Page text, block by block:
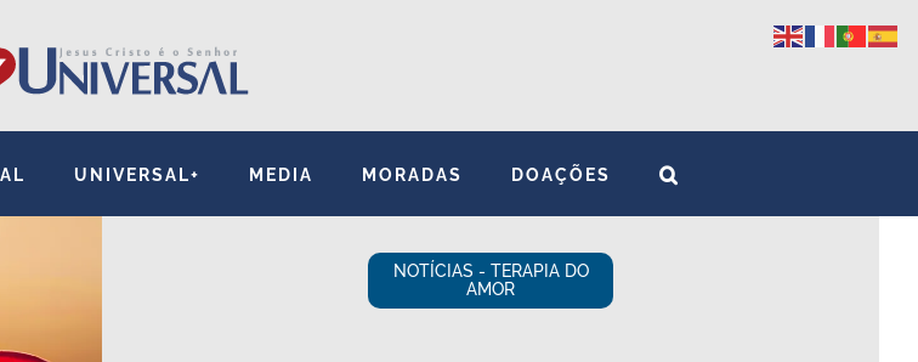
UNIVERSAL+ MEDIA MORADAS DOAÇÕES
NOTÍCIAS - TERAPIA DO
AMOR